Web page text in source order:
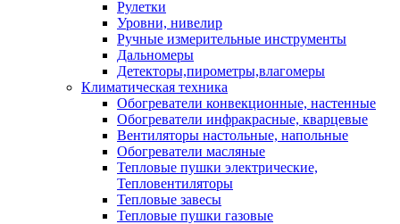
Рулетки
Уровни, нивелир
Ручные измерительные инструменты
Дальномеры
Детекторы,пирометры,влагомеры
Климатическая техника
Обогреватели конвекционные, настенные
Обогреватели инфракрасные, кварцевые
Вентиляторы настольные, напольные
Обогреватели масляные
Тепловые пушки электрические,
Тепловентиляторы
Тепловые завесы
Тепловые пушки газовые